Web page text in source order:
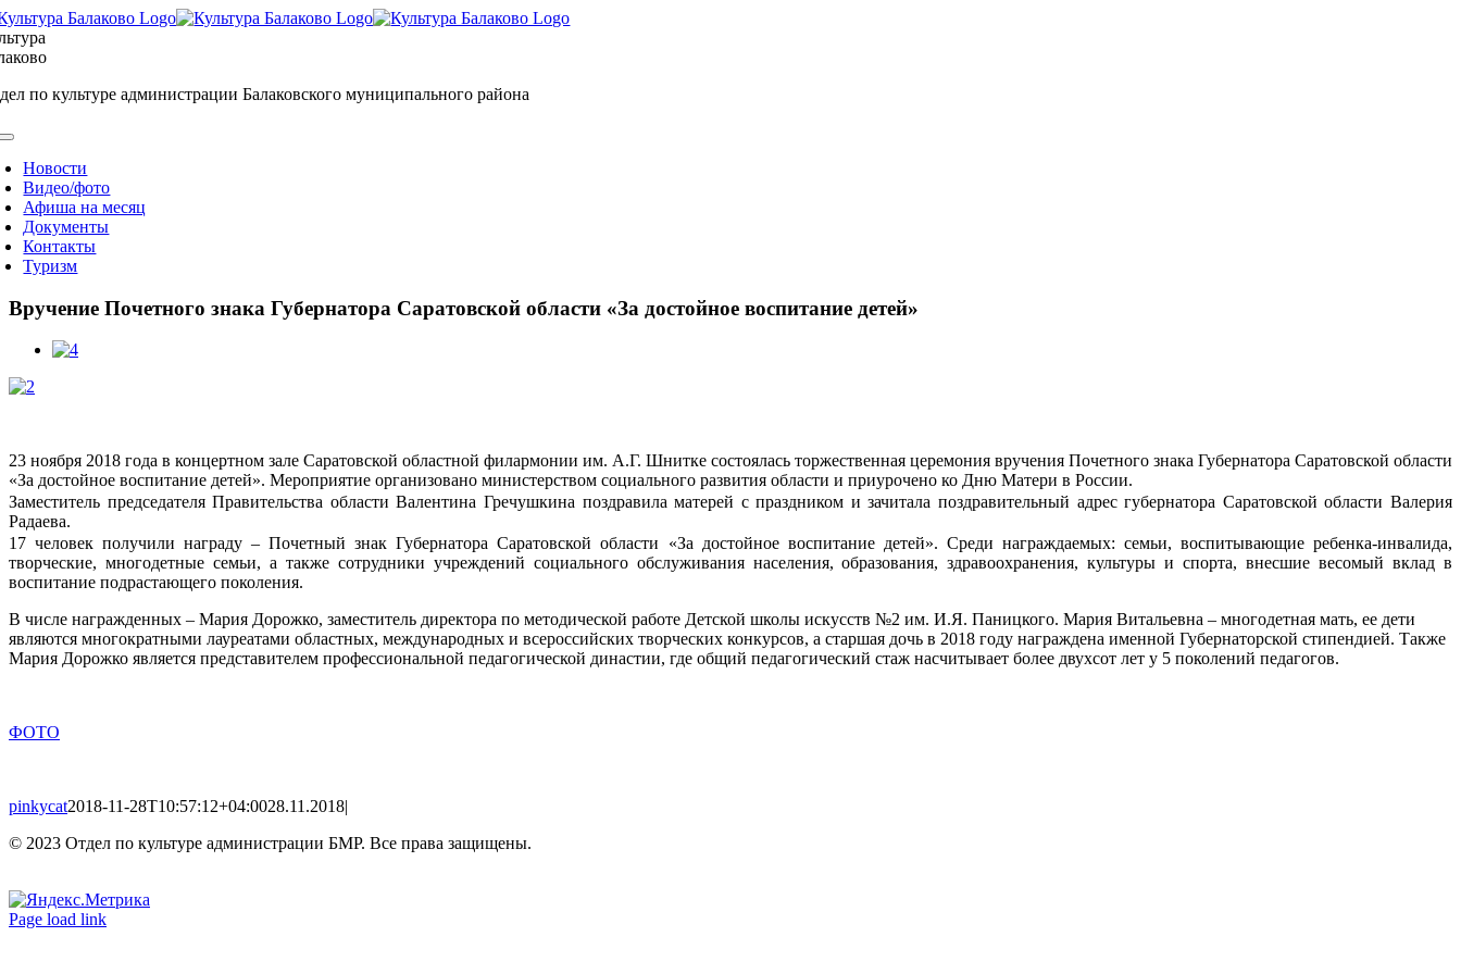
Skip
to
content
по культуре администрации Балаковского муниципального района
Новости
Видео/фото
Афиша на месяц
Документы
Контакты
Туризм
Вручение Почетного знака Губернатора Саратовской области «За достойное воспитание детей»
View
23 ноября 2018 года в концертном зале Саратовской областной филармонии им. А.Г. Шнитке состоялась торжественная церемония вручения Почетного знака Губернатора Саратовской области
«За достойное воспитание детей». Мероприятие организовано министерством социального развития области и приурочено ко Дню Матери в России.
Заместитель председателя Правительства области Валентина Гречушкина поздравила матерей с праздником и зачитала поздравительный адрес губернатора Саратовской области Валерия
Радаева.
17 человек получили награду – Почетный знак Губернатора Саратовской области «За достойное воспитание детей». Среди награждаемых: семьи, воспитывающие ребенка-инвалида,
творческие, многодетные семьи, а также сотрудники учреждений социального обслуживания населения, образования, здравоохранения, культуры и спорта, внесшие весомый вклад в
воспитание подрастающего поколения.
В числе награжденных – Мария Дорожко, заместитель директора по методической работе Детской школы искусств №2 им. И.Я. Паницкого. Мария Витальевна – многодетная мать, ее дети
являются многократными лауреатами областных, международных и всероссийских творческих конкурсов, а старшая дочь в 2018 году награждена именной Губернаторской стипендией. Также
Мария Дорожко является представителем профессиональной педагогической династии, где общий педагогический стаж насчитывает более двухсот лет у 5 поколений педагогов.
ФОТО
pinkycat2018-11-28T10:57:12+04:0028.11.2018|
© 2023 Отдел по культуре администрации БМР. Все права защищены.
Вконтакте
Одноклассники
Page load link